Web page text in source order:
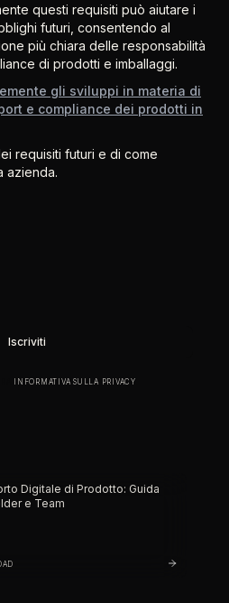
questi requisiti può aiutare i
futuri, consentendo al
più chiara delle responsabilità
di prodotti e imballaggi.
gli sviluppi in materia di
e compliance dei prodotti in
requisiti futuri e di come
azienda.
INFORMATIVA SULLA PRIVACY
Digitale di Prodotto: Guida
e Team